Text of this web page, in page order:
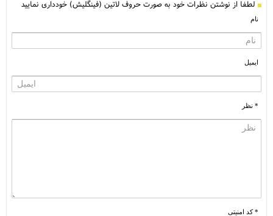
لطفا از نوشتن نظرات خود به صورت حروف لاتین (فینگلیش) خودداری نمایید
نام
ایمیل
* نظر
* کد امنیتی